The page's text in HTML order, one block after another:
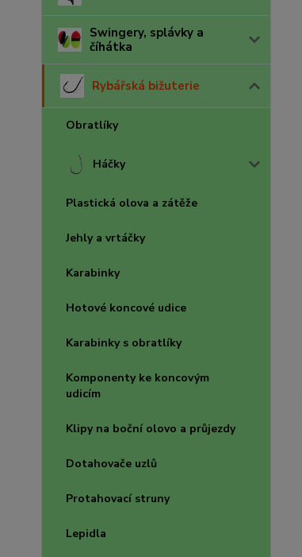
Swingery, splávky a
číhátka
Rybářská bižuterie
Obratlíky
Háčky
Plastická olova a zátěže
Jehly a vrtáčky
Karabinky
Hotové koncové udice
Karabinky s obratlíky
Komponenty ke koncovým
udicím
Klipy na boční olovo a průjezdy
Dotahovače uzlů
Protahovací struny
Lepidla